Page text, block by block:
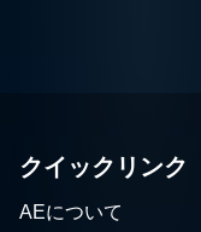
クイックリンク
AEについて